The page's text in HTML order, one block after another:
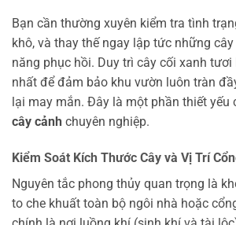
Bạn cần thường xuyên kiểm tra tình
khô, và thay thế ngay lập tức những
năng phục hồi. Duy trì cây cối xanh
nhất để đảm bảo khu vườn luôn tràn
lại may mắn. Đây là một phần thiết yếu
cây cảnh chuyên nghiệp.
Kiểm Soát Kích Thước Cây và Vị Trí
Nguyên tắc phong thủy quan trọng là
to che khuất toàn bộ ngôi nhà hoặc